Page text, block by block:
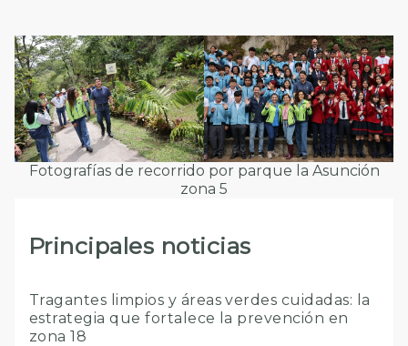
Fotografías de recorrido por parque la Asunción
zona 5
Principales noticias
Tragantes limpios y áreas verdes cuidadas: la
estrategia que fortalece la prevención en
zona 18